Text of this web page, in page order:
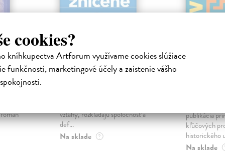
cookies?
kníhkupectva Artforum využívame cookies slúžiace
funkčnosti, marketingové účely a zaistenie vášho
Sociálne siete musia
byť zničené
vzťahy, rozkladajú spoločnosť a
def...
Na sklade ?
sme.
publikácia
kľúčových
historického
Na sklade